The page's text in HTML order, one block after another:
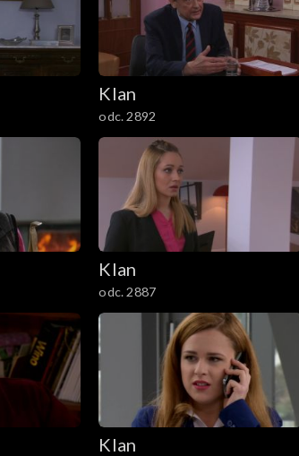
Klan
odc. 2892
Klan
odc. 2887
Klan